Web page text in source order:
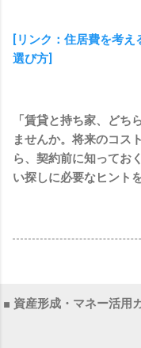
[リンク：住居費を考
選び方]
「賃貸と持ち家、どち
ませんか。将来のコス
ら、契約前に知ってお
い探しに必要なヒント
■ 資産形成・マネー活用